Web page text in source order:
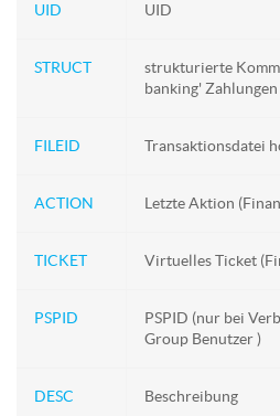
UID UID
STRUCT
strukturierte
banking' Zahlungen
FILEID Transaktionsdatei
ACTION Letzte Aktion
TICKET Virtuelles Ticket
PSPID
PSPID (nur bei
Group Benutzer )
DESC Beschreibung